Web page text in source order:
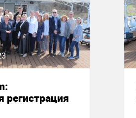
регистрация